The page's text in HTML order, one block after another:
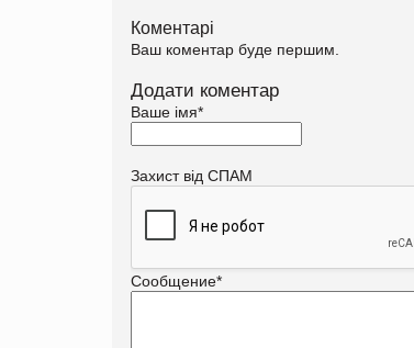
Коментарі
Ваш коментар буде першим.
Додати коментар
Ваше імя*
Захист від СПАМ
Сообщение*